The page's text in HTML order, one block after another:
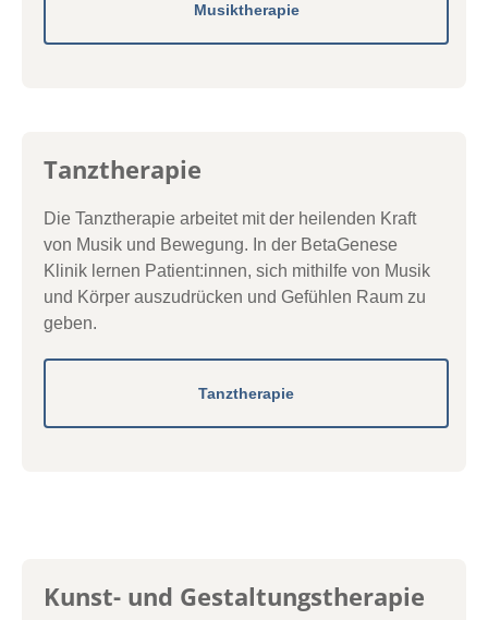
Musiktherapie
Tanztherapie
Die Tanztherapie arbeitet mit der heilenden Kraft
von Musik und Bewegung. In der BetaGenese
Klinik lernen Patient:innen, sich mithilfe von Musik
und Körper auszudrücken und Gefühlen Raum zu
geben.
Tanztherapie
Kunst- und Gestaltungstherapie